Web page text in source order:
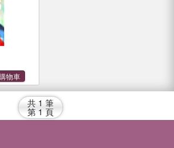
共 1 筆
第 1 頁